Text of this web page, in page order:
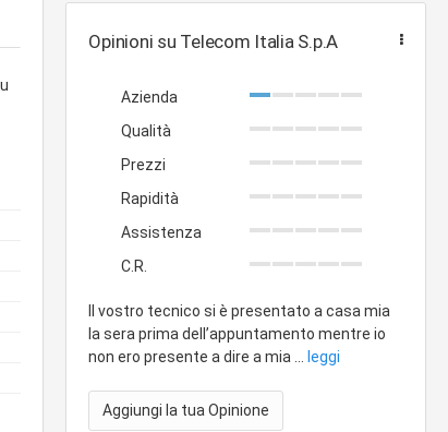
Opinioni su Telecom Italia S.p.A
Azienda
Qualità
Prezzi
Rapidità
Assistenza
C.R.
Il vostro tecnico si è presentato a casa mia
la sera prima dell’appuntamento mentre io
non ero presente a dire a mia ...
leggi
Aggiungi la tua Opinione